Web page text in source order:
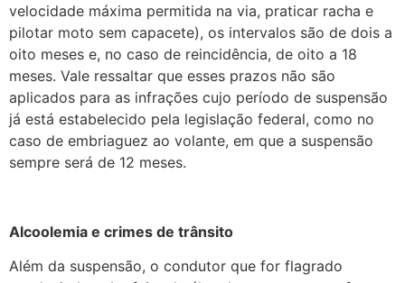
velocidade máxima permitida na via, praticar racha e
pilotar moto sem capacete), os intervalos são de dois a
oito meses e, no caso de reincidência, de oito a 18
meses. Vale ressaltar que esses prazos não são
aplicados para as infrações cujo período de suspensão
já está estabelecido pela legislação federal, como no
caso de embriaguez ao volante, em que a suspensão
sempre será de 12 meses.
Alcoolemia e crimes de trânsito
Além da suspensão, o condutor que for flagrado